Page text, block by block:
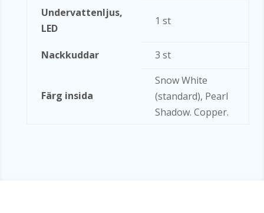
Undervattenljus,
LED
1 st
Nackkuddar 3 st
Färg insida
Snow White
(standard), Pearl
Shadow. Copper.